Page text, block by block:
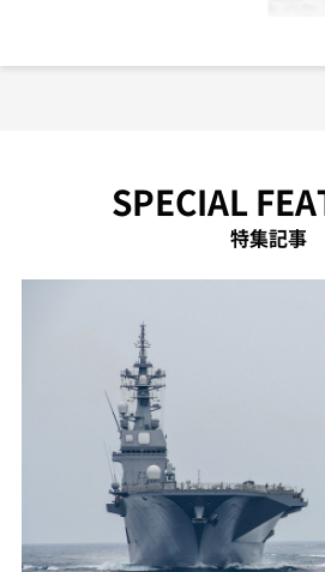
SPECIAL
特集記事